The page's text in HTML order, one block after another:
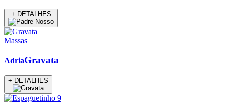
+ DETALHES
Massas
AdriaGravata
+ DETALHES